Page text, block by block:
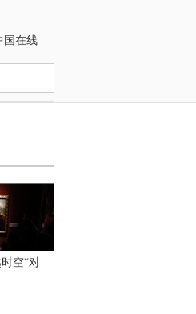
国在线
空“对